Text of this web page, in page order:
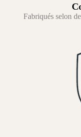
Fabriqués selon